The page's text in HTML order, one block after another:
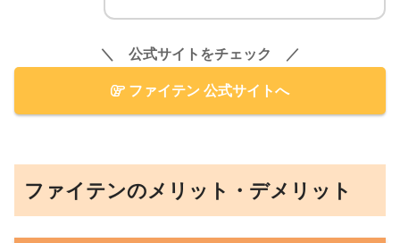
＼ 公式サイトをチェック ／
ファイテン 公式サイトへ
ファイテンのメリット・デメリット